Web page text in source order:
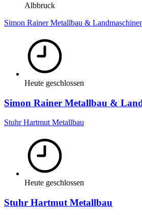
Albbruck
Simon Rainer Metallbau &
Heute geschlossen
Simon Rainer Metallbau &
Stuhr Hartmut Metallbau
Heute geschlossen
Stuhr Hartmut Metallbau